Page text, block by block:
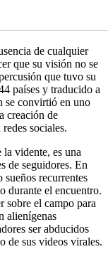
de cualquier
que su visión no se
que tuvo su
países y traducido a
se convirtió en uno
creación de
sociales.
vidente, es una
de seguidores. En
recurrentes
durante el encuentro.
sobre el campo para
alienígenas
ser abducidos
de sus videos virales.